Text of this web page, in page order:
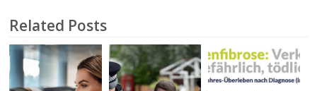
Related Posts